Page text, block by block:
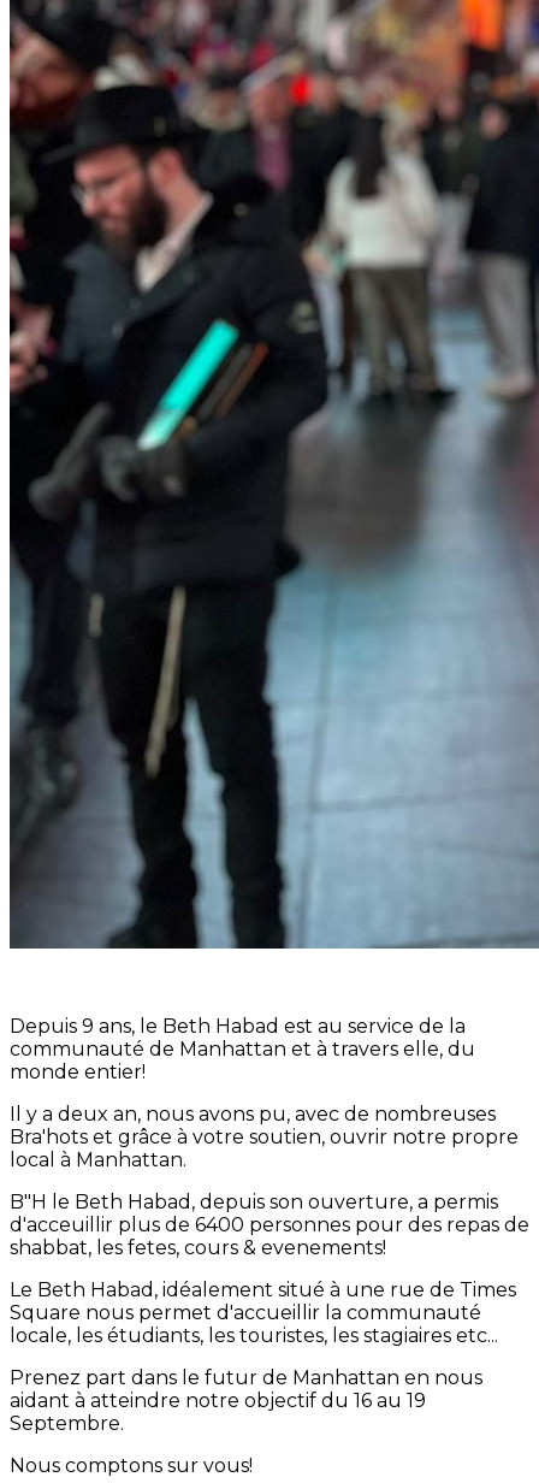
Depuis 9 ans, le Beth Habad est au service de la
communauté de Manhattan et à travers elle, du
monde entier!
Il y a deux an, nous avons pu, avec de nombreuses
Bra'hots et grâce à votre soutien, ouvrir notre propre
local à Manhattan.
B"H le Beth Habad, depuis son ouverture, a permis
d'acceuillir plus de 6400 personnes pour des repas de
shabbat, les fetes, cours & evenements!
Le Beth Habad, idéalement situé à une rue de Times
Square nous permet d'accueillir la communauté
locale, les étudiants, les touristes, les stagiaires etc...
Prenez part dans le futur de Manhattan en nous
aidant à atteindre notre objectif du 16 au 19
Septembre.
Nous comptons sur vous!